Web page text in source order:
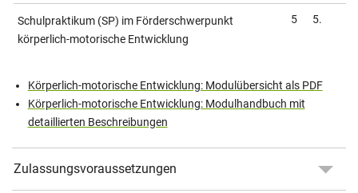
Schulpraktikum (SP) im Förder­schwerpunkt
körperlich-motorische Entwicklung
5 5.
Körperlich-motorische Entwicklung: Modulübersicht als PDF
Körperlich-motorische Entwicklung: Modulhandbuch mit
detaillierten Beschreibungen
Zulassungsvoraussetzungen